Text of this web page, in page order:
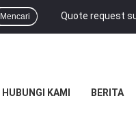
Quote request
Mencari
HUBUNGI KAMI BERITA